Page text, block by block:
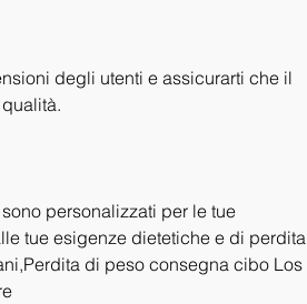
personalizzati per le tue
tue esigenze dietetiche e di perdita
di peso consegna cibo Los